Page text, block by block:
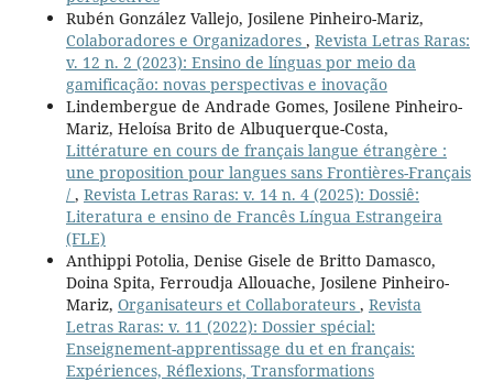
Rubén González Vallejo, Josilene Pinheiro-Mariz,
Colaboradores e Organizadores , Revista Letras Raras:
v. 12 n. 2 (2023): Ensino de línguas por meio da
gamificação: novas perspectivas e inovação
Lindembergue de Andrade Gomes, Josilene Pinheiro-
Mariz, Heloísa Brito de Albuquerque-Costa,
Littérature en cours de français langue étrangère :
une proposition pour langues sans Frontières-Français
/ , Revista Letras Raras: v. 14 n. 4 (2025): Dossiê:
Literatura e ensino de Francês Língua Estrangeira
(FLE)
Anthippi Potolia, Denise Gisele de Britto Damasco,
Doina Spita, Ferroudja Allouache, Josilene Pinheiro-
Mariz, Organisateurs et Collaborateurs , Revista
Letras Raras: v. 11 (2022): Dossier spécial:
Enseignement-apprentissage du et en français:
Expériences, Réflexions, Transformations